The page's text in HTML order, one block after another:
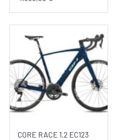
CORE RACE 1.2 EC123